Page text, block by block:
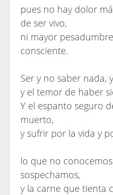
pues no hay dolor
de ser vivo,
ni mayor
consciente.
Ser y no saber nada,
y el temor de haber
Y el espanto seguro
muerto,
y sufrir por la vida y
lo que no
sospechamos,
y la carne que tienta